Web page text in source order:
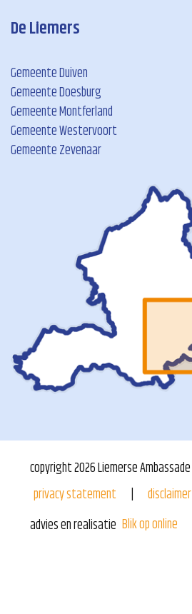
De Liemers
Gemeente Duiven
Gemeente Doesburg
Gemeente Montferland
Gemeente Westervoort
Gemeente Zevenaar
copyright2026Liemerse Ambassade
privacy statement
disclaimer
advies en realisatie Blik op online